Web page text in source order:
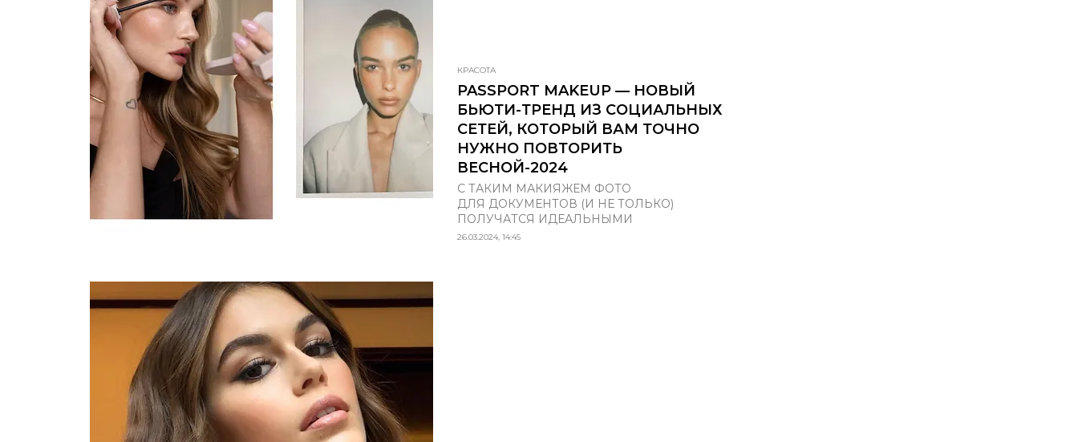
КРАСОТА
PASSPORT MAKEUP — НОВЫЙ
БЬЮТИ-ТРЕНД ИЗ СОЦИАЛЬНЫХ
СЕТЕЙ, КОТОРЫЙ ВАМ ТОЧНО
НУЖНО ПОВТОРИТЬ
ВЕСНОЙ-2024
С ТАКИМ МАКИЯЖЕМ ФОТО
ДЛЯ ДОКУМЕНТОВ (И НЕ ТОЛЬКО)
ПОЛУЧАТСЯ ИДЕАЛЬНЫМИ
26.03.2024, 14:45